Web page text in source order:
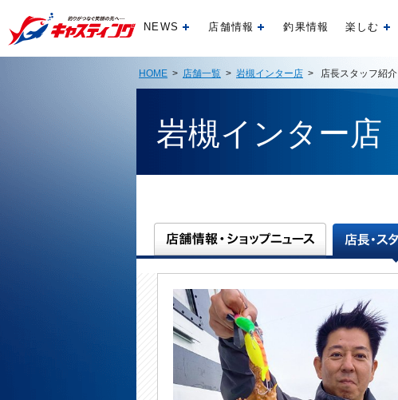
NEWS 開く店舗情報 開く釣果情報 楽しむ
HOME > 店舗一覧 > 岩槻インター店 > 店長スタッフ紹介
岩槻インター店